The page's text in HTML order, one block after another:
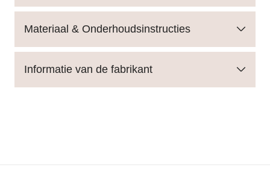
Materiaal & Onderhoudsinstructies
Informatie van de fabrikant